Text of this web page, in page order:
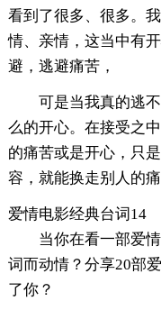
看到了很多、很多。
情、亲情，这当中有
避，逃避痛苦，
可是当我真的逃
么的开心。在接受之
的痛苦或是开心，只
容，就能换走别人的痛
爱情电影经典台词14
当你在看一部爱
词而动情？分享20部
了你？